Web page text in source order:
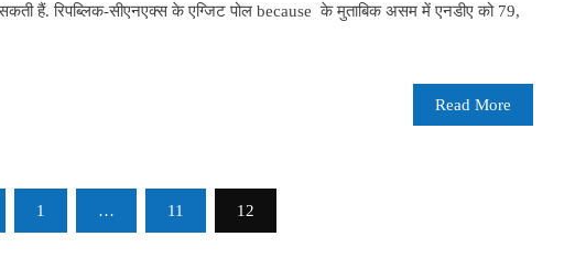
हैं. रिपब्लिक-सीएनएक्स के एग्जिट पोल because के मुताबिक असम में एनडीए को 79,
Read More
1 … 11 12